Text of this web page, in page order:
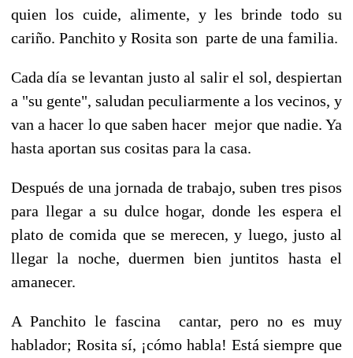
quien los cuide, alimente, y les brinde todo su
cariño. Panchito y Rosita son parte de una familia.
Cada día se levantan justo al salir el sol, despiertan
a "su gente", saludan peculiarmente a los vecinos, y
van a hacer lo que saben hacer mejor que nadie. Ya
hasta aportan sus cositas para la casa.
Después de una jornada de trabajo, suben tres pisos
para llegar a su dulce hogar, donde les espera el
plato de comida que se merecen, y luego, justo al
llegar la noche, duermen bien juntitos hasta el
amanecer.
A Panchito le fascina cantar, pero no es muy
hablador; Rosita sí, ¡cómo habla! Está siempre que